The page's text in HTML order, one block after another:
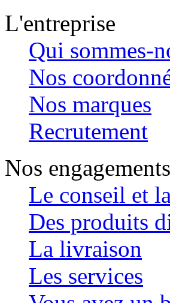
L'entreprise
Qui sommes-
Nos
Nos marques
Recrutement
Nos engagements
Le conseil et
Des produits
La livraison
Les services